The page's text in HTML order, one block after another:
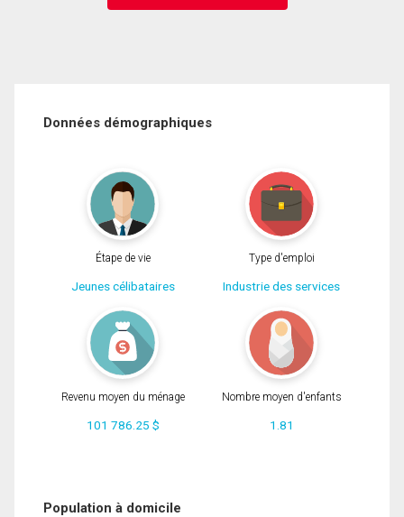
Données démographiques
Étape de vie
Jeunes célibataires
Type d'emploi
Industrie des services
Revenu moyen du ménage
101 786.25 $
Nombre moyen d'enfants
1.81
Population à domicile